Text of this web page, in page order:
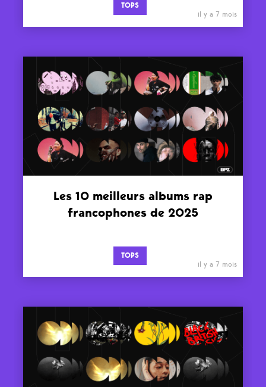
TOPS
il y a 7 mois
Les 10 meilleurs albums rap
francophones de 2025
TOPS
il y a 7 mois